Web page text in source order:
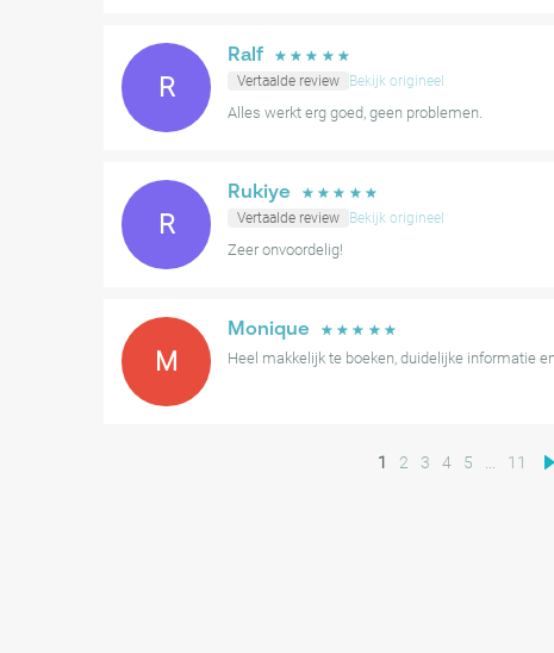
R
Ralf ☆ ☆ ☆ ☆ ☆
Vertaalde review
Bekijk origineel
Alles werkt erg goed, geen problemen.
R
Rukiye ☆ ☆ ☆ ☆ ☆
Vertaalde review
Bekijk origineel
Zeer onvoordelig!
M
Monique ☆ ☆ ☆ ☆ ☆
Heel makkelijk te boeken, duidelijke informatie
1 2 3 4 5 11